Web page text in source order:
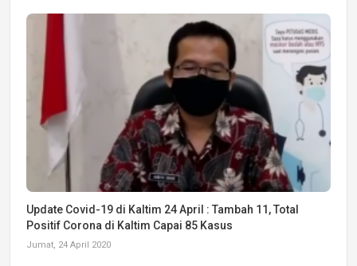
Update Covid-19 di Kaltim 24 April : Tambah 11, Total
Positif Corona di Kaltim Capai 85 Kasus
Jumat, 24 April 2020